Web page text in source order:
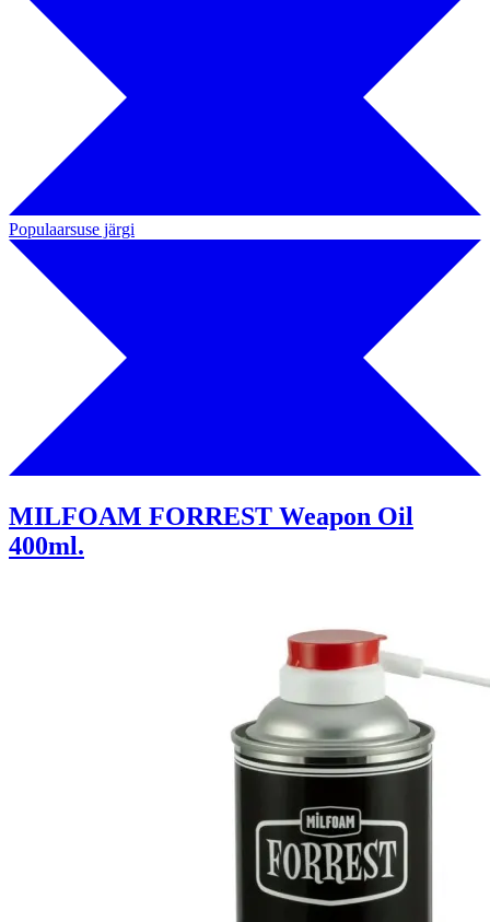
Populaarsuse järgi
MILFOAM FORREST Weapon Oil
400ml.